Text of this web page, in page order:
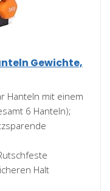
Gewichte,
Hanteln mit einem
6 Hanteln);
Rutschfeste
Halt